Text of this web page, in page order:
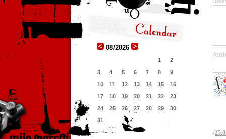
08/2026
1
2
3
4 5 6 7 8
9
10
11 12 13 14 15
16
17
18 19 20 21 22
23
24
25 26 27 28 29
30
31
/
/